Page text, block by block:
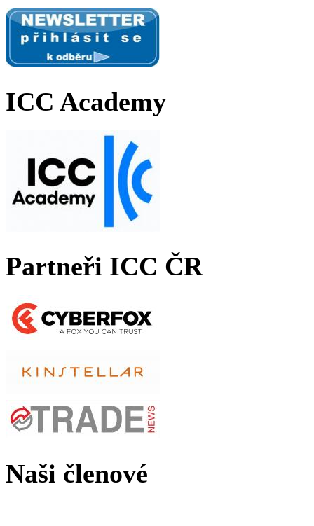
ICC Academy
Partneři ICC ČR
Naši členové